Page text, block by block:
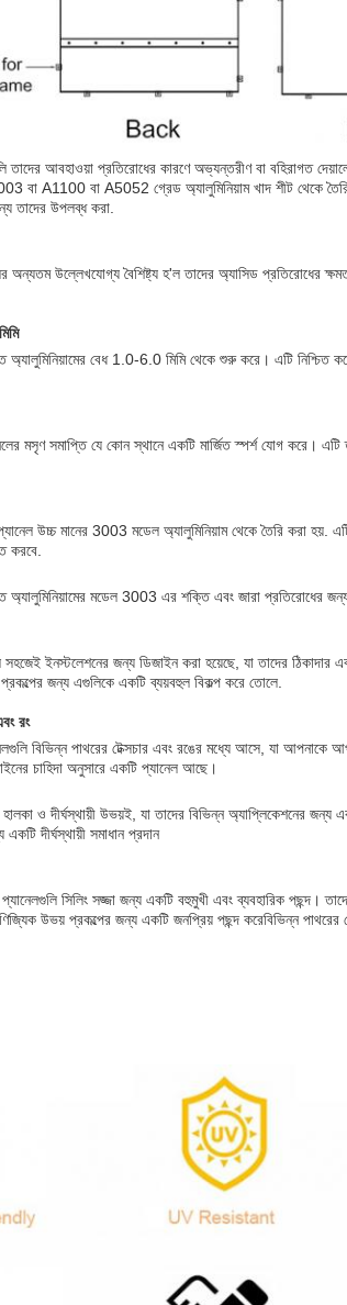
তাদের আবহাওয়া প্রতিরোধের কারণে অভ্যন্তরীণ বা বহিরাগত
বা A1100 বা A5052 গ্রেড অ্যালুমিনিয়াম খাদ শীট থেকে
তাদের উপলব্ধ করা.
অন্যতম উল্লেখযোগ্য বৈশিষ্ট্য হ'ল তাদের অ্যাসিড প্রতিরোধের
অ্যালুমিনিয়ামের বেধ 1.0-6.0 মিমি থেকে শুরু করে। এটি নিশ্চিত
মসৃণ সমাপ্তি যে কোন স্থানে একটি মার্জিত স্পর্শ যোগ করে।
উচ্চ মানের 3003 মডেল অ্যালুমিনিয়াম থেকে তৈরি করা হয়.
করবে.
অ্যালুমিনিয়ামের মডেল 3003 এর শক্তি এবং জারা প্রতিরোধের
সহজেই ইনস্টলেশনের জন্য ডিজাইন করা হয়েছে, যা তাদের
জন্য এগুলিকে একটি ব্যয়বহুল বিকল্প করে তোলে.
রং
বিভিন্ন পাথরের টেক্সচার এবং রঙের মধ্যে আসে, যা
চাহিদা অনুসারে একটি প্যানেল আছে।
হালকা ও দীর্ঘস্থায়ী উভয়ই, যা তাদের বিভিন্ন অ্যাপ্লিকেশনের
দীর্ঘস্থায়ী সমাধান প্রদান
সিলিং সজ্জা জন্য একটি বহুমুখী এবং ব্যবহারিক পছন্দ।
উভয় প্রকল্পের জন্য একটি জনপ্রিয় পছন্দ করেবিভিন্ন